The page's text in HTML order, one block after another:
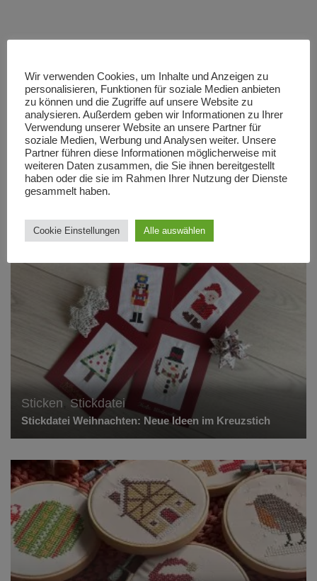
Anleitung im Check:
Applikationssset von
jobolino
DIY-Anleitung:
Weihnachtliche Deko
nähen
Das könnte dir vielleicht auch gefallen
Sticken ,Stickdatei
Stickdatei Weihnachten: Neue Ideen im Kreuzstich
Wir verwenden Cookies, um Inhalte und Anzeigen zu
personalisieren, Funktionen für soziale Medien anbieten
zu können und die Zugriffe auf unsere Website zu
analysieren. Außerdem geben wir Informationen zu Ihrer
Verwendung unserer Website an unsere Partner für
soziale Medien, Werbung und Analysen weiter. Unsere
Partner führen diese Informationen möglicherweise mit
weiteren Daten zusammen, die Sie ihnen bereitgestellt
haben oder die sie im Rahmen Ihrer Nutzung der Dienste
gesammelt haben.
Cookie Einstellungen Alle auswählen